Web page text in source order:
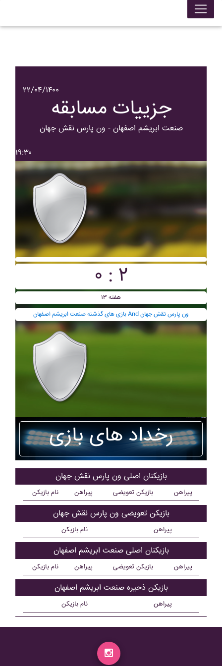
۲۲/۰۴/۱۴۰۰
جزییات مسابقه
صنعت ابريشم اصفهان - ون پارس نقش جهان
۱۹:۳۰
۰ : ۲
هفته ۱۳
بازی های گذشته صنعت ابريشم اصفهان And ون پارس نقش جهان
رخداد های بازی
بازیکنان اصلی ون پارس نقش جهان
نام بازیکن پیراهن بازیکن تعویضی پیراهن
بازیکن تعویضی ون پارس نقش جهان
نام بازیکن پیراهن
بازیکنان اصلی صنعت ابريشم اصفهان
نام بازیکن پیراهن بازیکن تعویضی پیراهن
بازیکن ذحیره صنعت ابريشم اصفهان
نام بازیکن پیراهن